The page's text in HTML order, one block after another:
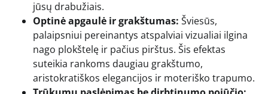
jūsų drabužiais.
Optinė apgaulė ir grakštumas: Šviesūs,
palaipsniui pereinantys atspalviai vizualiai ilgina
nago plokštelę ir pačius pirštus. Šis efektas
suteikia rankoms daugiau grakštumo,
aristokratiškos elegancijos ir moteriško trapumo.